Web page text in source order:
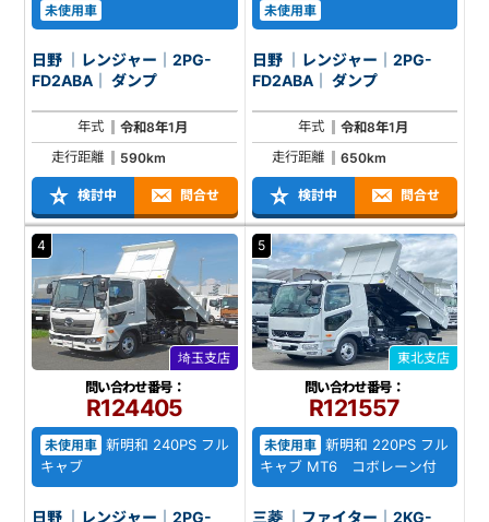
未使用車
日野 ｜レンジャー｜2PG-
FD2ABA｜ ダンプ
年式
令和8年1月
走行距離
590km
検討中 問合せ
未使用車
日野 ｜レンジャー｜2PG-
FD2ABA｜ ダンプ
年式
令和8年1月
走行距離
650km
検討中 問合せ
4
埼玉支店
問い合わせ番号：
R124405
未使用車 新明和 240PS フル
キャブ
日野 ｜レンジャー｜2PG-
5
東北支店
問い合わせ番号：
R121557
未使用車 新明和 220PS フル
キャブ MT6 コボレーン付
三菱 ｜ファイター｜2KG-